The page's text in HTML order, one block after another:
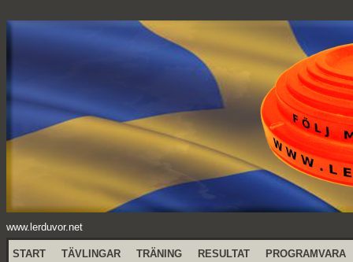
www.lerduvor.net
START TÄVLINGAR TRÄNING RESULTAT PROGRAMVARA